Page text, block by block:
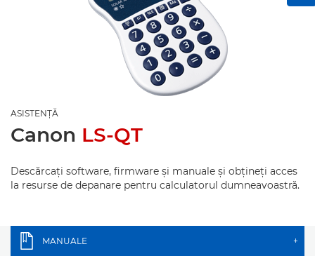
ASISTENŢĂ
Canon LS-QT
Descărcaţi software, firmware şi manuale şi obţineţi acces
la resurse de depanare pentru calculatorul dumneavoastră.
MANUALE +